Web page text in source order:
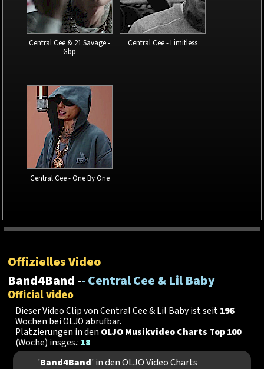
Central Cee & 21 Savage -
Gbp
Central Cee - Limitless
Central Cee - One By One
Offizielles Video
Band4Band -- Central Cee & Lil Baby
Official video
Dieser Video Clip von Central Cee & Lil Baby ist seit196
Wochen bei OLJO abrufbar.
Platzierungen in den OLJO Musikvideo Charts Top 100
(Woche) insges.: 18
'Band4Band' in den OLJO Video Charts